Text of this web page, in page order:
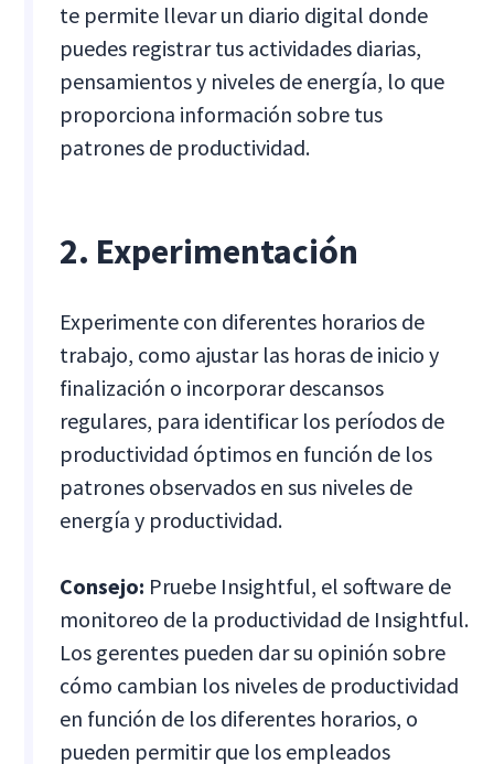
te permite llevar un diario digital donde
puedes registrar tus actividades diarias,
pensamientos y niveles de energía, lo que
proporciona información sobre tus
patrones de productividad.
2. Experimentación
Experimente con diferentes horarios de
trabajo, como ajustar las horas de inicio y
finalización o incorporar descansos
regulares, para identificar los períodos de
productividad óptimos en función de los
patrones observados en sus niveles de
energía y productividad.
Consejo: Pruebe Insightful, el software de
monitoreo de la productividad de Insightful.
Los gerentes pueden dar su opinión sobre
cómo cambian los niveles de productividad
en función de los diferentes horarios, o
pueden permitir que los empleados